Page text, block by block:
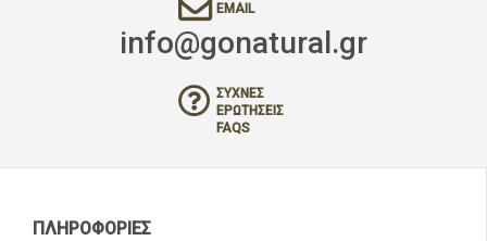
EMAIL
info@gonatural.gr
ΣΥΧΝΈΣ
ΕΡΩΤΉΣΕΙΣ
FAQS
ΠΛΗΡΟΦΟΡΊΕΣ